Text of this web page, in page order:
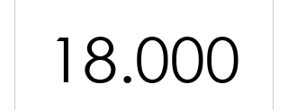
18.000